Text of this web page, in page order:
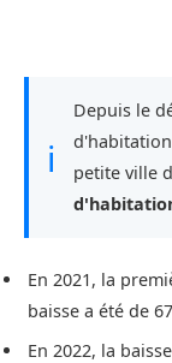
ℹ
Depuis le
petite ville
En 2021, la
baisse a été de
En 2022, la